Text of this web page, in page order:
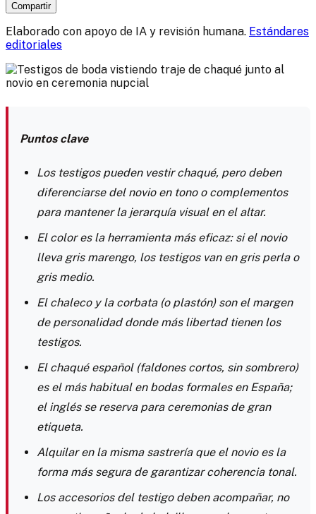
Compartir
Elaborado con apoyo de IA y revisión humana. Estándares
editoriales
Puntos clave
Los testigos pueden vestir chaqué, pero deben
diferenciarse del novio en tono o complementos
para mantener la jerarquía visual en el altar.
El color es la herramienta más eficaz: si el novio
lleva gris marengo, los testigos van en gris perla o
gris medio.
El chaleco y la corbata (o plastón) son el margen
de personalidad donde más libertad tienen los
testigos.
El chaqué español (faldones cortos, sin sombrero)
es el más habitual en bodas formales en España;
el inglés se reserva para ceremonias de gran
etiqueta.
Alquilar en la misma sastrería que el novio es la
forma más segura de garantizar coherencia tonal.
Los accesorios del testigo deben acompañar, no